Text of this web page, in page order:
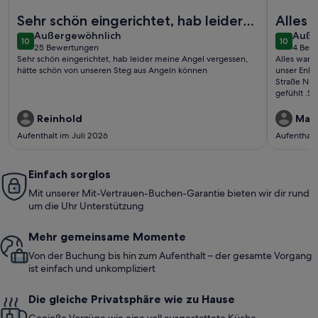
Sehr schön eingerichtet, hab leider
meine Angel vergessen, hätte schön
von unseren Steg aus Angeln..
1010 von 10
Außergewöhnlich
außergewöhnlich
25 Bewertungen
(25
bewertungen)
Sehr schön eingerichtet, hab leider meine Angel vergessen,
hätte schön von unseren Steg aus Angeln können
Reinhold
Aufenthalt im Juli 2026
Alles
wieder Wir waren fünf
unser
..
1010 von
4
(4
Alles war
unser
Straße
gefühlt
Einfach sorglos
Mit unserer Mit-Vertrauen-Buchen-Garantie bieten wir dir rund
um die Uhr Unterstützung
Mehr gemeinsame Momente
Von der Buchung bis hin zum Aufenthalt – der gesamte Vorgang
ist einfach und unkompliziert
Die gleiche Privatsphäre wie zu Hause